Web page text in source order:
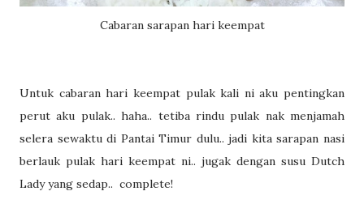
Cabaran sarapan hari keempat
Untuk cabaran hari keempat pulak kali ni aku pentingkan
perut aku pulak.. haha.. tetiba rindu pulak nak menjamah
selera sewaktu di Pantai Timur dulu.. jadi kita sarapan nasi
berlauk pulak hari keempat ni.. jugak dengan susu Dutch
Lady yang sedap.. complete!